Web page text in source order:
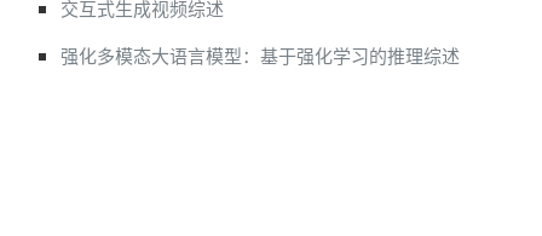
交互式生成视频综述
强化多模态大语言模型：基于强化学习的推理综述